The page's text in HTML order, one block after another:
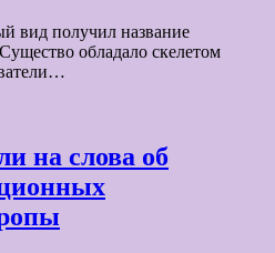
вид получил название
обладало скелетом
на слова об